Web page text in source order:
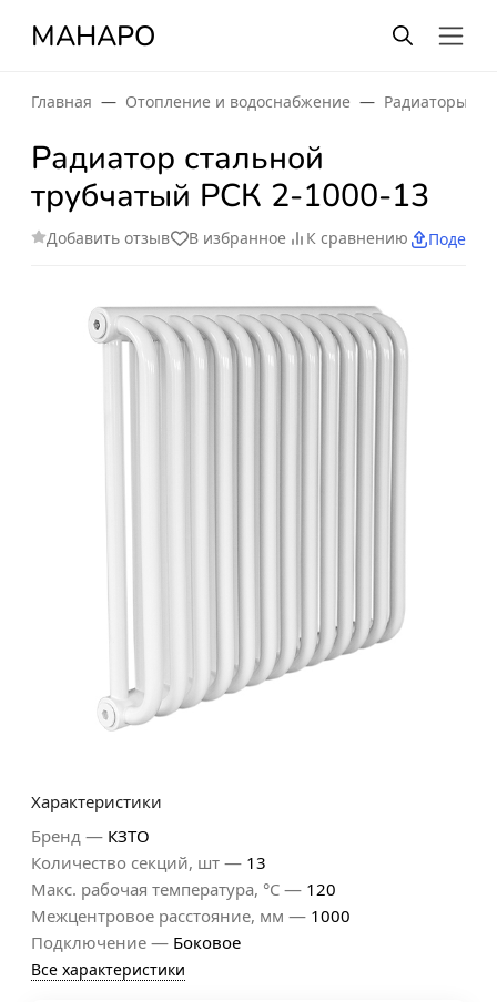
МАНАРО
Главная Отопление и водоснабжение Радиаторы
Радиатор стальной
трубчатый РСК 2-1000-13
Добавить отзыв В избранное К сравнению
Характеристики
Бренд — КЗТО
Количество секций, шт — 13
Макс. рабочая температура, °С — 120
Межцентровое расстояние, мм — 1000
Подключение — Боковое
Все характеристики